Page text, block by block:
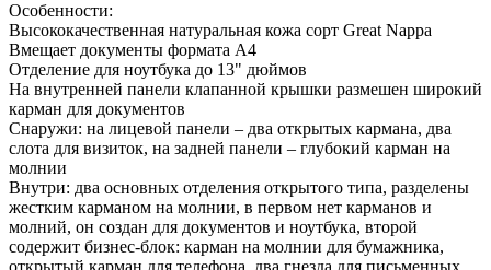
Особенности:
Высококачественная натуральная кожа сорт Great Nappa
Вмещает документы формата А4
Отделение для ноутбука до 13" дюймов
На внутренней панели клапанной крышки размешен широкий
карман для документов
Снаружи: на лицевой панели – два открытых кармана, два
слота для визиток, на задней панели – глубокий карман на
молнии
Внутри: два основных отделения открытого типа, разделены
жестким карманом на молнии, в первом нет карманов и
молний, он создан для документов и ноутбука, второй
содержит бизнес-блок: карман на молнии для бумажника,